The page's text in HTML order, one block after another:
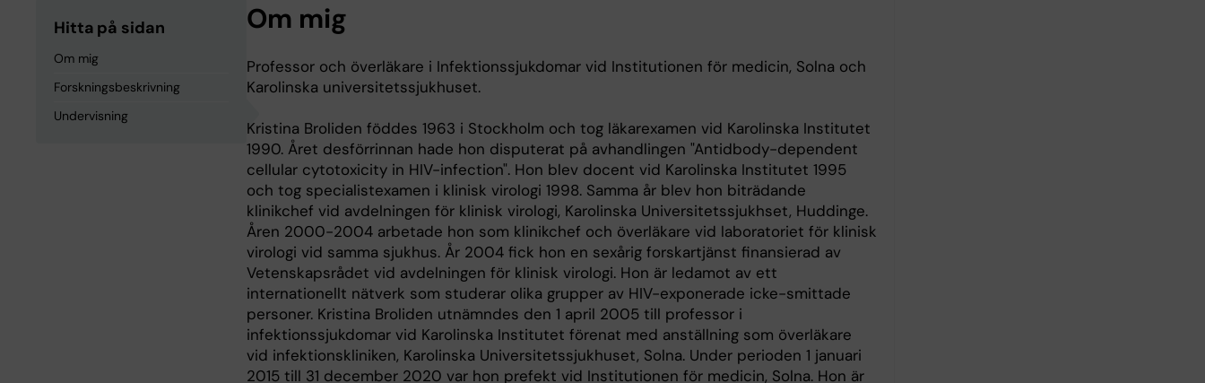
Hitta på sidan
Om mig
Forskningsbeskrivning
Undervisning
Om mig
Professor och överläkare i Infektionssjukdomar vid Institutionen för medicin, Solna och
Karolinska universitetssjukhuset.
Kristina Broliden föddes 1963 i Stockholm och tog läkarexamen vid Karolinska Institutet
1990. Året desförrinnan hade hon disputerat på avhandlingen "Antidbody-dependent
cellular cytotoxicity in HIV-infection". Hon blev docent vid Karolinska Institutet 1995
och tog specialistexamen i klinisk virologi 1998. Samma år blev hon biträdande
klinikchef vid avdelningen för klinisk virologi, Karolinska Universitetssjukhset, Huddinge.
Åren 2000-2004 arbetade hon som klinikchef och överläkare vid laboratoriet för klinisk
virologi vid samma sjukhus. År 2004 fick hon en sexårig forskartjänst finansierad av
Vetenskapsrådet vid avdelningen för klinisk virologi. Hon är ledamot av ett
internationellt nätverk som studerar olika grupper av HIV-exponerade icke-smittade
personer. Kristina Broliden utnämndes den 1 april 2005 till professor i
infektionssjukdomar vid Karolinska Institutet förenat med anställning som överläkare
vid infektionskliniken, Karolinska Universitetssjukhuset, Solna. Under perioden 1 januari
2015 till 31 december 2020 var hon prefekt vid Institutionen för medicin, Solna. Hon är